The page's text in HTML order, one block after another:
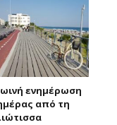
ενημέρωση
από τη